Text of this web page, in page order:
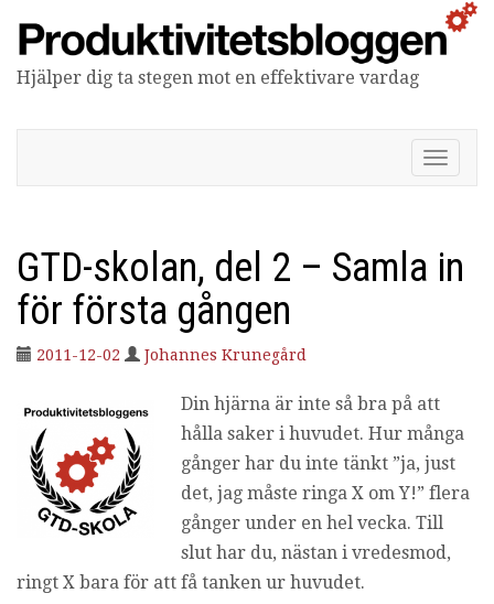
Hjälper dig ta stegen mot en effektivare vardag
V
i
v
e
r
i
n
g
GTD-skolan, del 2 – Samla in
för första gången
2011-12-02 Johannes Krunegård
Din hjärna är inte så bra på att
hålla saker i huvudet. Hur många
gånger har du inte tänkt ”ja, just
det, jag måste ringa X om Y!” flera
gånger under en hel vecka. Till
slut har du, nästan i vredesmod,
ringt X bara för att få tanken ur huvudet.